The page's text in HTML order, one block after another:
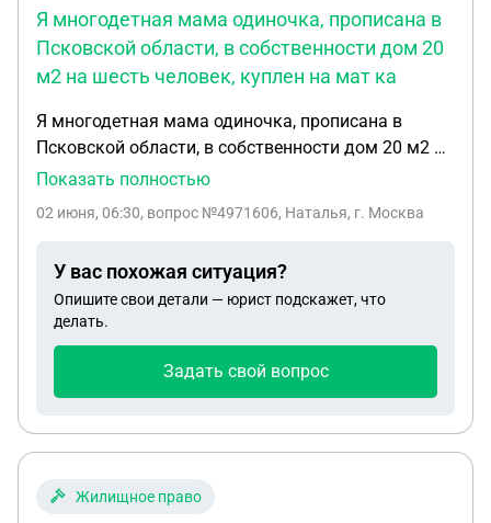
Я многодетная мама одиночка, прописана в
Псковской области, в собственности дом 20
м2 на шесть человек, куплен на мат ка
Я многодетная мама одиночка, прописана в
Псковской области, в собственности дом 20 м2 на
шесть человек, куплен на мат капитал. 11 лет
из за того, что нет местной прописки, письменный
Показать полностью
02 июня, 06:30, вопрос №4971606, Наталья, г. Москва
У вас похожая ситуация?
Опишите свои детали — юрист подскажет, что
делать.
Задать свой вопрос
Жилищное право